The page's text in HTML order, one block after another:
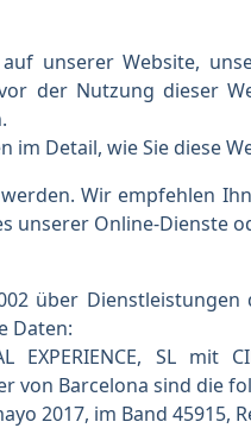
unserer Website,
der Nutzung dieser
Detail, wie Sie diese
Wir empfehlen
unserer Online-Dienste
über
Daten:
EXPERIENCE, SL
von Barcelona sind die
2017, im Band 45915,